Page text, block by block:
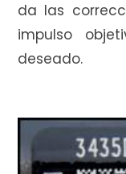
da las
impulso
deseado.